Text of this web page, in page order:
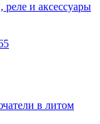
реле и аксессуары
в литом